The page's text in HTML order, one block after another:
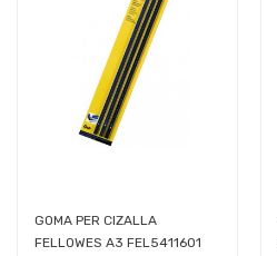
GOMA PER CIZALLA
FELLOWES A3 FEL5411601